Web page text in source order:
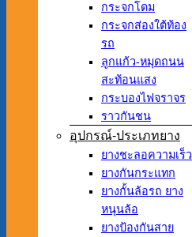
กระจกโดม
กระจกส่องใต้ท้อง
รถ
ลูกแก้ว-หมุดถนน
สะท้อนแสง
กระบองไฟจราจร
ราวกันชน
อุปกรณ์-ประเภทยาง
ยางชะลอความเร็ว
ยางกันกระแทก
ยางกั้นล้อรถ ยาง
หนุนล้อ
ยางป้องกันสาย